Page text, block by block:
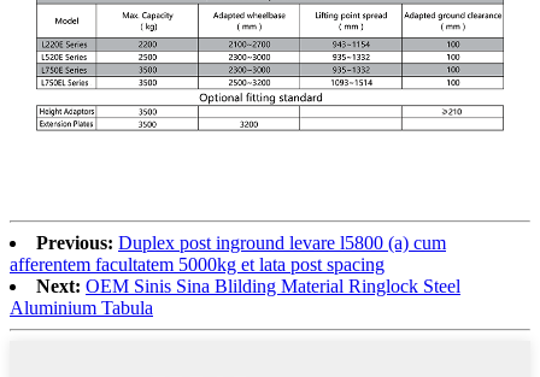
Previous: Duplex post inground levare l5800 (a) cum
afferentem facultatem 5000kg et lata post spacing
Next: OEM Sinis Sina Blilding Material Ringlock Steel
Aluminium Tabula